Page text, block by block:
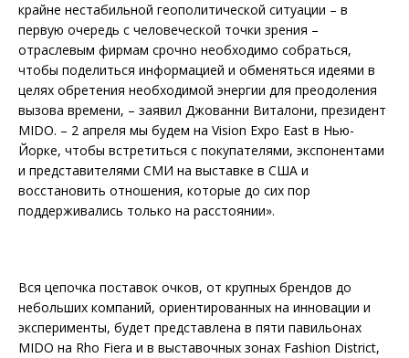
крайне нестабильной геополитической ситуации – в
первую очередь с человеческой точки зрения –
отраслевым фирмам срочно необходимо собраться,
чтобы поделиться информацией и обменяться идеями в
целях обретения необходимой энергии для преодоления
вызова времени, – заявил Джованни Виталони, президент
MIDO. – 2 апреля мы будем на Vision Expo East в Нью-
Йорке, чтобы встретиться с покупателями, экспонентами
и представителями СМИ на выставке в США и
восстановить отношения, которые до сих пор
поддерживались только на расстоянии».
Вся цепочка поставок очков, от крупных брендов до
небольших компаний, ориентированных на инновации и
эксперименты, будет представлена в пяти павильонах
MIDO на Rho Fiera и в выставочных зонах Fashion District,